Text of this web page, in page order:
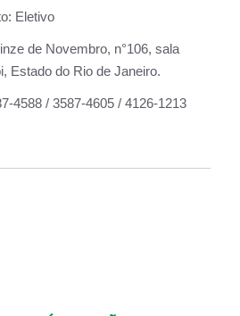
Eletivo
de Novembro, n°106, sala
Estado do Rio de Janeiro.
4588 / 3587-4605 / 4126-1213